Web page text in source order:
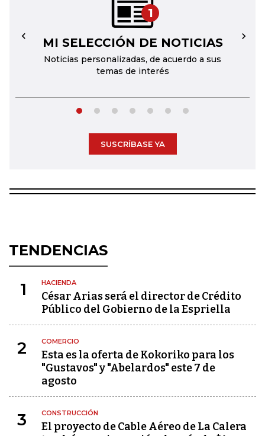
1
MI SELECCIÓN DE NOTICIAS
Noticias personalizadas, de acuerdo a sus
temas de interés
← →
SUSCRÍBASE YA
TENDENCIAS
1 HACIENDA
César Arias será el director de Crédito
Público del Gobierno de la Espriella
2 COMERCIO
Esta es la oferta de Kokoriko para los
"Gustavos" y "Abelardos" este 7 de
agosto
3 CONSTRUCCIÓN
El proyecto de Cable Aéreo de La Calera